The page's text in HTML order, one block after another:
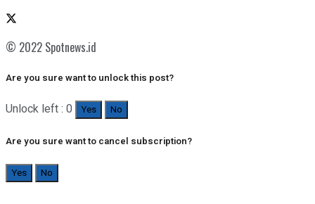
© 2022 Spotnews.id
Are you sure want to unlock this post?
Unlock left : 0 Yes No
Are you sure want to cancel subscription?
Yes No